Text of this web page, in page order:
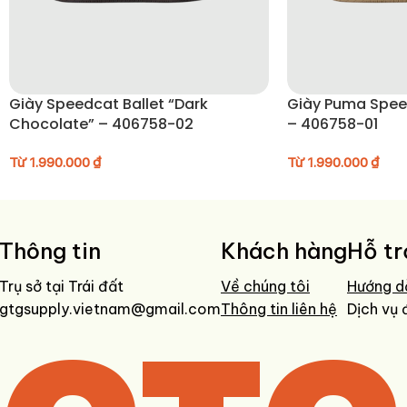
Giày Speedcat Ballet “Dark
Chocolate” – 406758-02
Từ1.990.000₫
Giày Puma
– 406758-01
Từ1.990.000₫
Thông tin
Trụ sở tại Trái đất
gtgsupply.vietnam@gmail.com
Khách hàng
Về chúng tôi
Thông tin liên hệ
Hỗ
Hướng
Dịch vụ